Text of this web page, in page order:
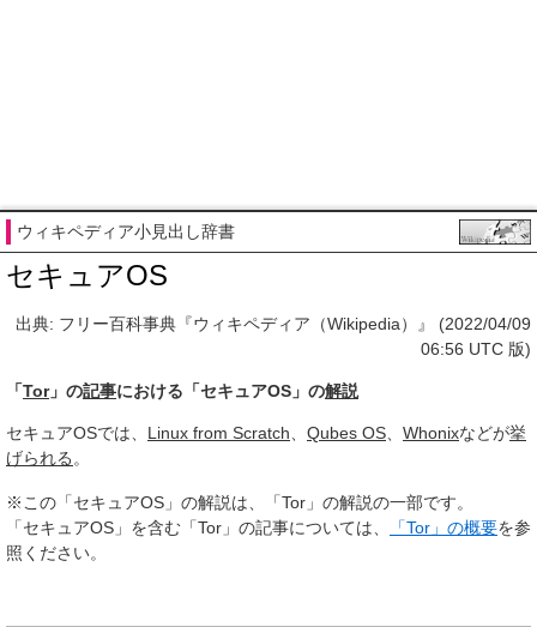
ウィキペディア小見出し辞書
セキュアOS
出典: フリー百科事典『ウィキペディア（Wikipedia）』 (2022/04/09
06:56 UTC 版)
「Tor」の記事における「セキュアOS」の解説
セキュアOSでは、 Linux from Scratch、 Qubes OS、 Whonixなどが挙
げられる。
※この「セキュアOS」の解説は、「Tor」の解説の一部です。
「セキュアOS」を含む「Tor」の記事については、
「Tor」の概要を参
照ください。